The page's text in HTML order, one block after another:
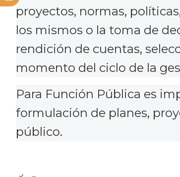
proyectos, normas,
los mismos o la toma de
rendición de cuentas,
momento del ciclo de la
Para Función Pública es
formulación de planes,
público.​